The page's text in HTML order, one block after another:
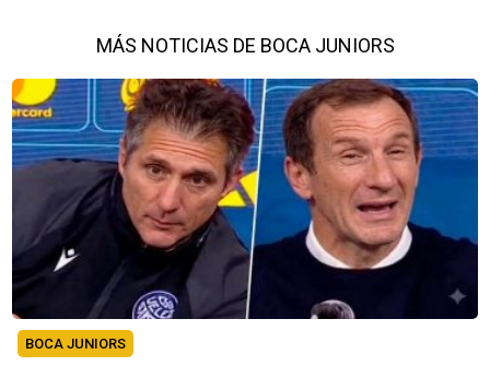
MÁS NOTICIAS DE BOCA JUNIORS
BOCA JUNIORS